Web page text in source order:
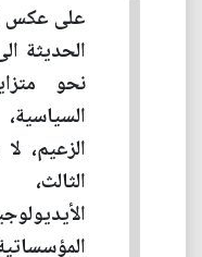
على عكس
الحديثة
نحو
الزعيم،